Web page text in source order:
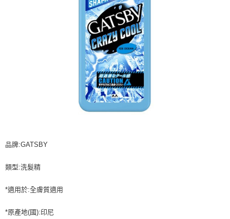
品牌:GATSBY
類型:洗髮精
*適用於:全膚質適用
*原產地(國):印尼